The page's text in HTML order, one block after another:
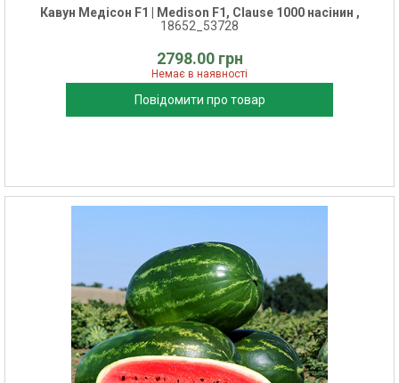
Кавун Медісон F1 | Medison F1, Clause 1000 насінин ,
18652_53728
2798.00 грн
Немає в наявності
Повідомити про товар